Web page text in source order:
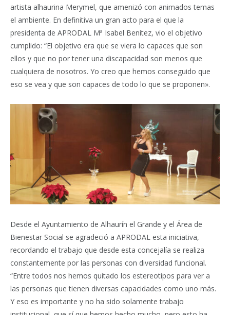
artista alhaurina Merymel, que amenizó con animados temas
el ambiente. En definitiva un gran acto para el que la
presidenta de APRODAL Mª Isabel Benítez, vio el objetivo
cumplido: “El objetivo era que se viera lo capaces que son
ellos y que no por tener una discapacidad son menos que
cualquiera de nosotros. Yo creo que hemos conseguido que
eso se vea y que son capaces de todo lo que se proponen».
Desde el Ayuntamiento de Alhaurín el Grande y el Área de
Bienestar Social se agradeció a APRODAL esta iniciativa,
recordando el trabajo que desde esta concejalía se realiza
constantemente por las personas con diversidad funcional.
“Entre todos nos hemos quitado los estereotipos para ver a
las personas que tienen diversas capacidades como uno más.
Y eso es importante y no ha sido solamente trabajo